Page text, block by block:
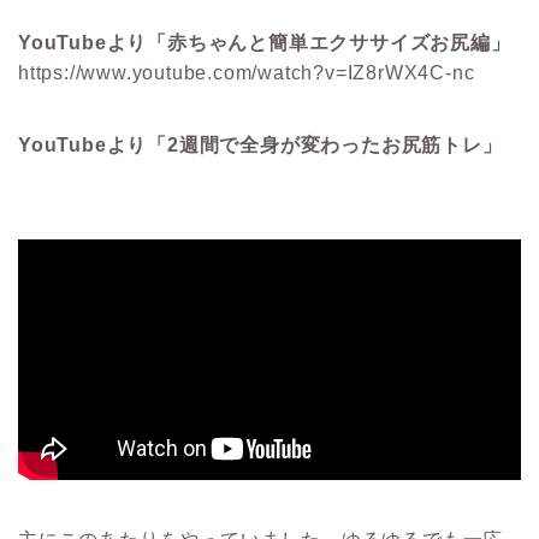
YouTubeより「赤ちゃんと簡単エクササイズお尻編」
https://www.youtube.com/watch?v=IZ8rWX4C-nc
YouTubeより「2週間で全身が変わったお尻筋トレ」